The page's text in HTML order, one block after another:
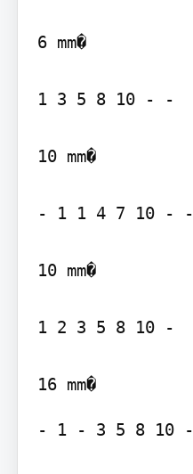
6 mm�
1 3 5 8 10 - -
10 mm�
- 1 1 4 7 10 - -
10 mm�
1 2 3 5 8 10 -
16 mm�
- 1 - 3 5 8 10 -